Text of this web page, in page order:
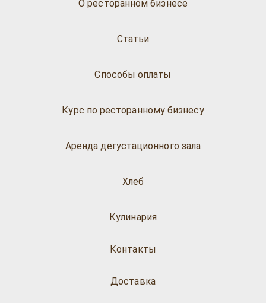
О ресторанном бизнесе
Статьи
Способы оплаты
Курс по ресторанному бизнесу
Аренда дегустационного зала
Хлеб
Кулинария
Доставка
Контакты